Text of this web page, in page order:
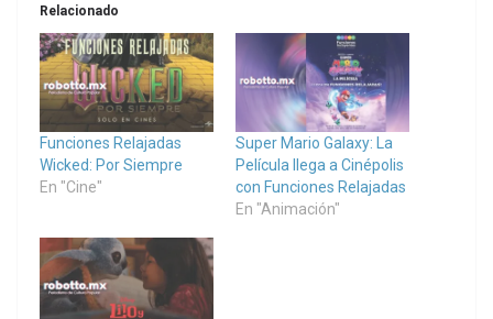
Relacionado
Funciones Relajadas
Wicked: Por Siempre
En "Cine"
Super Mario Galaxy: La
Película llega a Cinépolis
con Funciones Relajadas
En "Animación"